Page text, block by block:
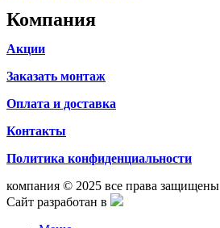
Компания
Акции
Заказать монтаж
Оплата и доставка
Контакты
Политика конфиденциальности
компания © 2025 все права защищены
Сайт разработан в